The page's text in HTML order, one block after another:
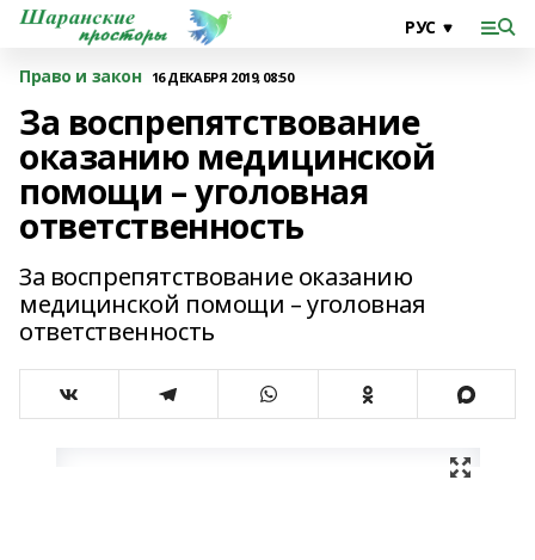
Право и закон 16 ДЕКАБРЯ 2019, 08:50
За воспрепятствование
оказанию медицинской
помощи – уголовная
ответственность
За воспрепятствование оказанию
медицинской помощи – уголовная
ответственность